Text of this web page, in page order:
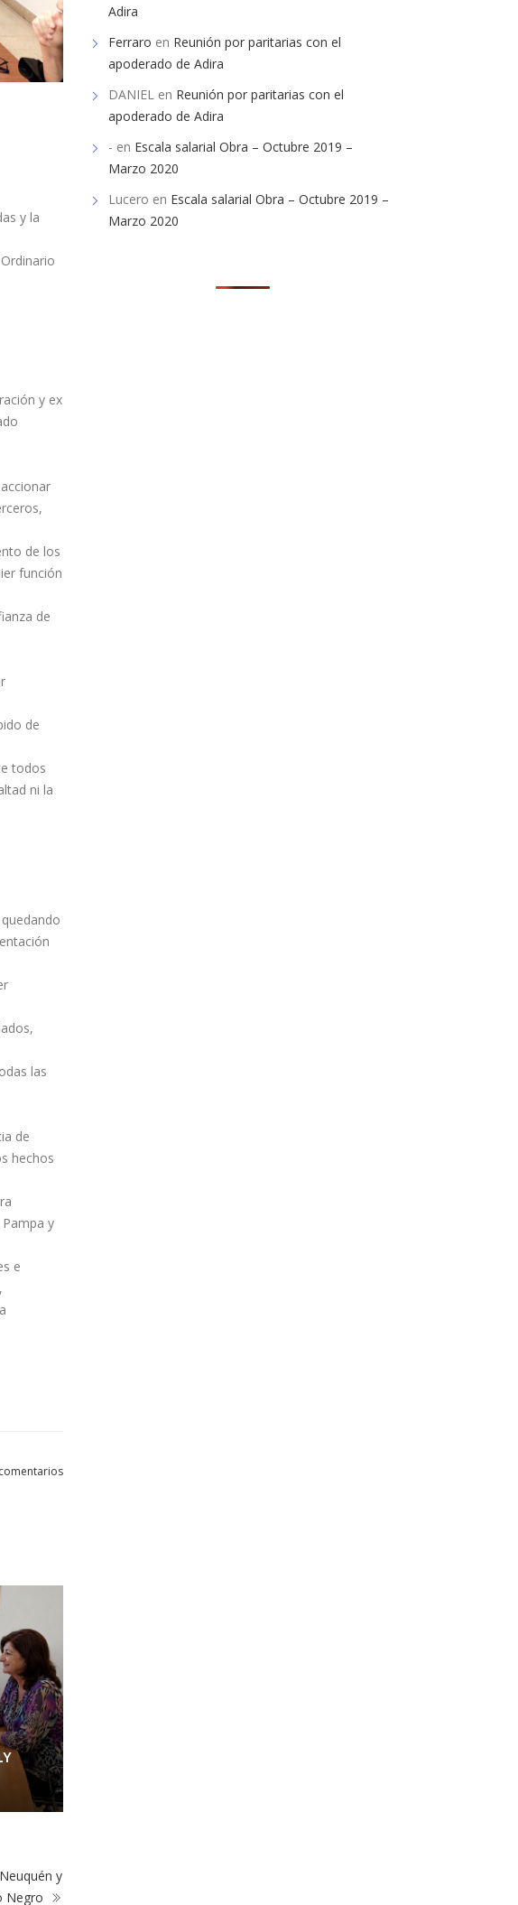
y la
y ex
de los
función
de
de
todos
ni la
las
de
hechos
y
e
y
Negro
Adira
Ferraro en Reunión por paritarias con el
apoderado de Adira
DANIEL en Reunión por paritarias con el
apoderado de Adira
- en Escala salarial Obra – Octubre 2019 –
Marzo 2020
Lucero en Escala salarial Obra – Octubre 2019 –
Marzo 2020